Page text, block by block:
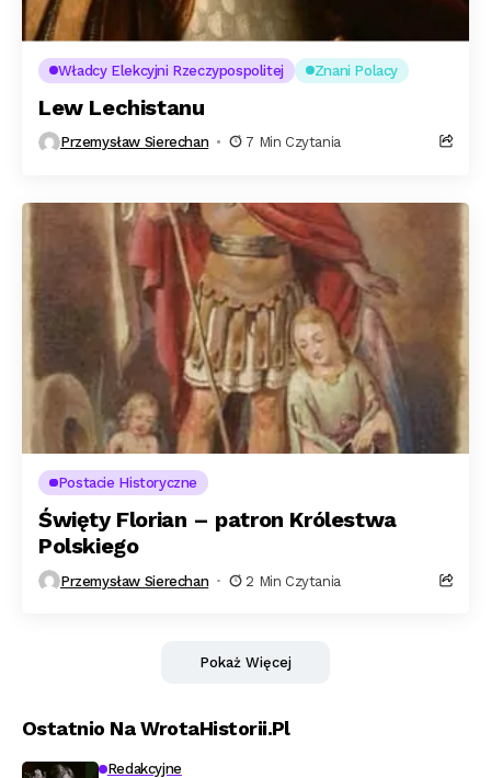
Władcy Elekcyjni Rzeczypospolitej Znani Polacy
Lew Lechistanu
Przemysław Sierechan 7 Min Czytania
Postacie Historyczne
Święty Florian – patron Królestwa
Polskiego
Przemysław Sierechan 2 Min Czytania
Pokaż Więcej
Ostatnio Na WrotaHistorii.pl
Redakcyjne